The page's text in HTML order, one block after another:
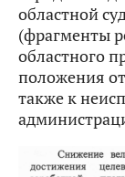
областной
(фрагменты
областного
положения
также к